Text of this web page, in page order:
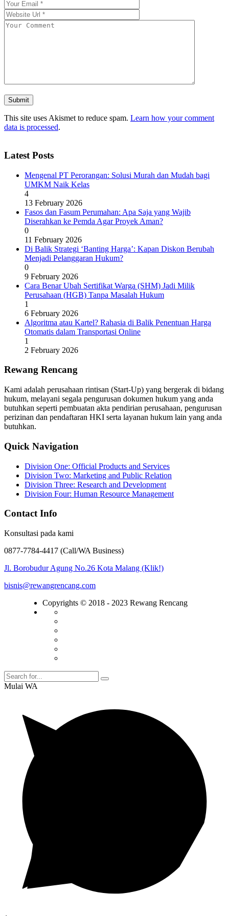
This site uses Akismet to reduce spam. Learn how your comment
data is processed.
Latest Posts
Mengenal PT Perorangan: Solusi Murah dan Mudah bagi
UMKM Naik Kelas
4
13 February 2026
Fasos dan Fasum Perumahan: Apa Saja yang Wajib
Diserahkan ke Pemda Agar Proyek Aman?
0
11 February 2026
Di Balik Strategi ‘Banting Harga’: Kapan Diskon Berubah
Menjadi Pelanggaran Hukum?
0
9 February 2026
Cara Benar Ubah Sertifikat Warga (SHM) Jadi Milik
Perusahaan (HGB) Tanpa Masalah Hukum
1
6 February 2026
Algoritma atau Kartel? Rahasia di Balik Penentuan Harga
Otomatis dalam Transportasi Online
1
2 February 2026
Rewang Rencang
Kami adalah perusahaan rintisan (Start-Up) yang bergerak di bidang
hukum, melayani segala pengurusan dokumen hukum yang anda
butuhkan seperti pembuatan akta pendirian perusahaan, pengurusan
perizinan dan pendaftaran HKI serta layanan hukum lain yang anda
butuhkan.
Quick Navigation
Division One: Official Products and Services
Division Two: Marketing and Public Relation
Division Three: Research and Development
Division Four: Human Resource Management
Contact Info
Konsultasi pada kami
0877-7784-4417 (Call/WA Business)
Jl. Borobudur Agung No.26 Kota Malang (Klik!)
bisnis@rewangrencang.com
Copyrights © 2018 - 2023 Rewang Rencang
Mulai WA